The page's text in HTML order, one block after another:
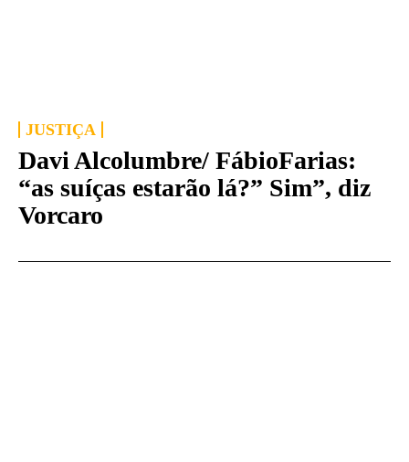
JUSTIÇA
Davi Alcolumbre/ FábioFarias:
“as suíças estarão lá?” Sim”, diz
Vorcaro